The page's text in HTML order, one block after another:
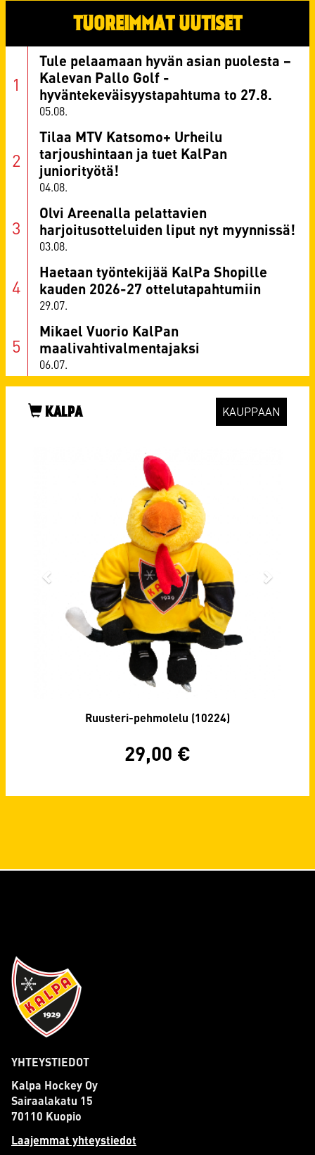
TUOREIMMAT UUTISET
05.08.
Tule pelaamaan hyvän asian puolesta –
Kalevan Pallo Golf -
hyväntekeväisyystapahtuma to 27.8.
04.08.
Tilaa MTV Katsomo+ Urheilu
tarjoushintaan ja tuet KalPan
juniorityötä!
03.08.
Olvi Areenalla pelattavien
harjoitusotteluiden liput nyt myynnissä!
29.07.
Haetaan työntekijää KalPa Shopille
kauden 2026-27 ottelutapahtumiin
06.07.
Mikael Vuorio KalPan
maalivahtivalmentajaksi
KALPA KAUPPAAN
Ruusteri-pehmolelu (10224)
29,00 €
YHTEYSTIEDOT
Kalpa Hockey Oy
Sairaalakatu 15
70110 Kuopio
Laajemmat yhteystiedot